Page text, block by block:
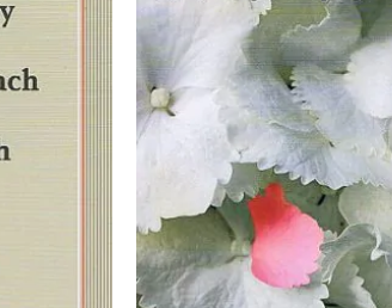
znikną ze strony
internetowej.
Marketing
Udostępniając swoje
zainteresowania i
zachowania
podczas
odwiedzania naszej
strony, zwiększasz
szansę na
zobaczenie